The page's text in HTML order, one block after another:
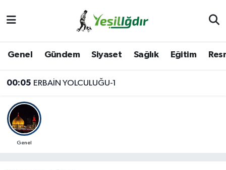
Genel Gündem Siyaset Sağlık Eğitim
00:05 ERBAİN YOLCULUĞU-1
Genel
Iğdır Trafik Yoğunluk Haritası
Süper Lig Puan Durumu ve Fikstür